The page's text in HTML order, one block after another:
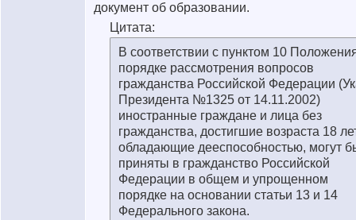
документ об образовании.
Цитата:
В соответствии с пунктом 10
порядке рассмотрения вопросов
гражданства Российской Федерации
Президента №1325 от 14.11.2002)
иностранные граждане и лица без
гражданства, достигшие возраста 18
обладающие дееспособностью, могут
приняты в гражданство Российской
Федерации в общем и упрощенном
порядке на основании статьи 13 и 14
Федерального закона.